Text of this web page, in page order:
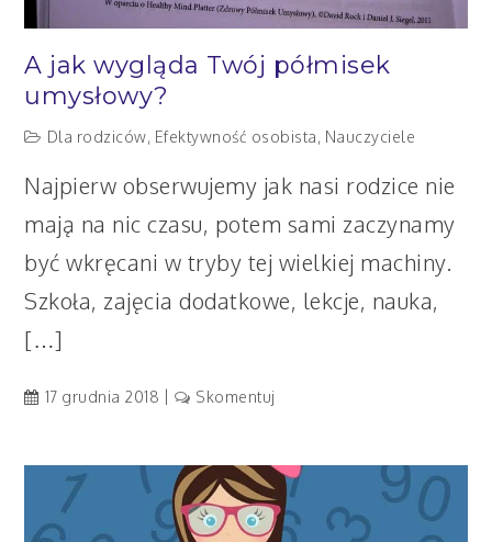
A jak wygląda Twój półmisek
umysłowy?
Dla rodziców, Efektywność osobista, Nauczyciele
Najpierw obserwujemy jak nasi rodzice nie
mają na nic czasu, potem sami zaczynamy
być wkręcani w tryby tej wielkiej machiny.
Szkoła, zajęcia dodatkowe, lekcje, nauka,
[…]
17 grudnia 2018 Skomentuj
wygląda
Twój
półmisek